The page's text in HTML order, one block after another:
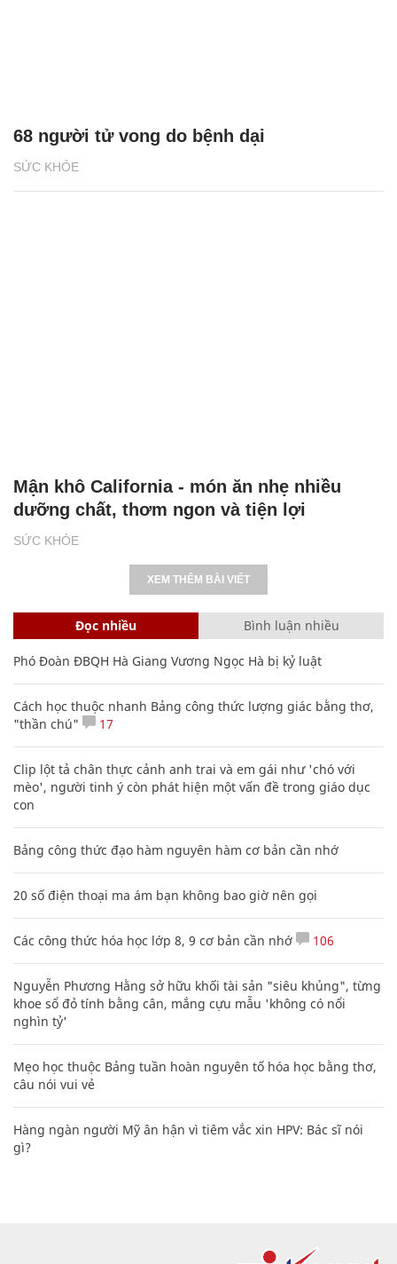
SỨC KHỎE
68 người tử vong do bệnh dại
SỨC KHỎE
Mận khô California - món ăn nhẹ nhiều
dưỡng chất, thơm ngon và tiện lợi
XEM THÊM BÀI VIẾT
Đọc nhiều Bình luận nhiều
Phó Đoàn ĐBQH Hà Giang Vương Ngọc Hà bị kỷ luật
Cách học thuộc nhanh Bảng công thức lượng giác bằng thơ,
"thần chú"
17
Clip lột tả chân thực cảnh anh trai và em gái như 'chó với
mèo', người tinh ý còn phát hiện một vấn đề trong giáo dục
con
Bảng công thức đạo hàm nguyên hàm cơ bản cần nhớ
20 số điện thoại ma ám bạn không bao giờ nên gọi
Các công thức hóa học lớp 8, 9 cơ bản cần nhớ 106
Nguyễn Phương Hằng sở hữu khối tài sản "siêu khủng", từng
khoe sổ đỏ tính bằng cân, mắng cựu mẫu 'không có nổi
nghìn tỷ'
Mẹo học thuộc Bảng tuần hoàn nguyên tố hóa học bằng thơ,
câu nói vui vẻ
Hàng ngàn người Mỹ ân hận vì tiêm vắc xin HPV: Bác sĩ nói
gì?